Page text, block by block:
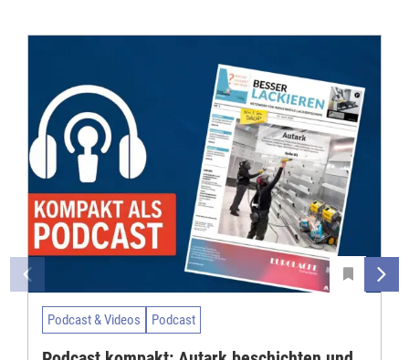
Podcast & Videos Podcast